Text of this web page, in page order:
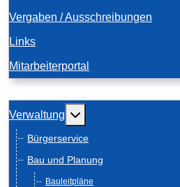
Vergaben / Ausschreibungen
Links
Mitarbeiterportal
Verwaltung Weitere
Bürgerservice
Bau und Planung
Bauleitpläne